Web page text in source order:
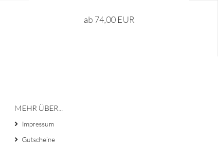
ab 74,00 EUR
MEHR ÜBER...
Impressum
Gutscheine